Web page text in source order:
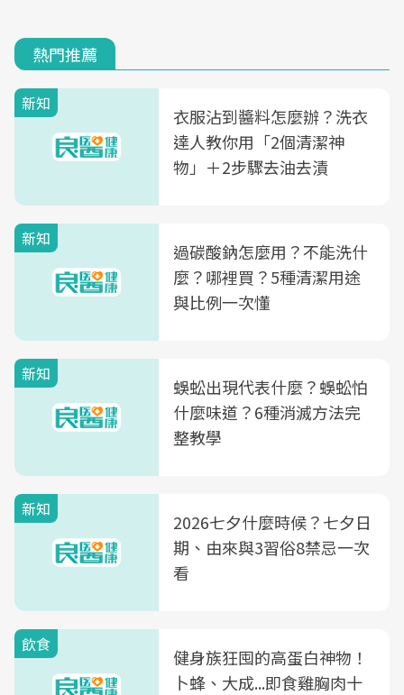
熱門推薦
新知
衣服沾到醬料怎麼辦？洗衣
達人教你用「2個清潔神
物」＋2步驟去油去漬
新知
過碳酸鈉怎麼用？不能洗什
麼？哪裡買？5種清潔用途
與比例一次懂
新知
蜈蚣出現代表什麼？蜈蚣怕
什麼味道？6種消滅方法完
整教學
新知
2026七夕什麼時候？七夕日
期、由來與3習俗8禁忌一次
看
飲食
健身族狂囤的高蛋白神物！
卜蜂、大成...即食雞胸肉十